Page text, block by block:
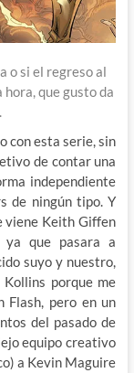
o si el regreso al
que gusto da
con esta serie, sin
de contar una
independiente
de ningún tipo. Y
viene Keith Giffen
que pasara a
suyo y nuestro,
porque me
Flash, pero en un
del pasado de
equipo creativo
a Kevin Maguire